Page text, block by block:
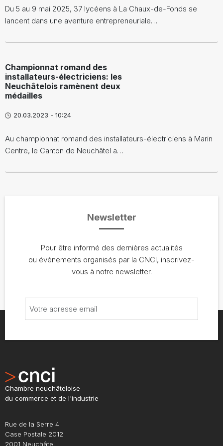
Du 5 au 9 mai 2025, 37 lycéens à La Chaux-de-Fonds se
lancent dans une aventure entrepreneuriale…
Championnat romand des
installateurs-électriciens: les
Neuchâtelois ramènent deux
médailles
20.03.2023 - 10:24
Au championnat romand des installateurs-électriciens à Marin
Centre, le Canton de Neuchâtel a…
Newsletter
Pour être informé des dernières actualités
ou événements organisés par la CNCI, inscrivez-
vous à notre newsletter.
Chambre neuchâteloise
du commerce et de l'industrie
Rue de la Serre 4
Case Postale 2012
2001 Neuchâtel